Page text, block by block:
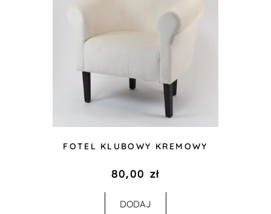
FOTEL KLUBOWY KREMOWY
80,00 zł
DODAJ